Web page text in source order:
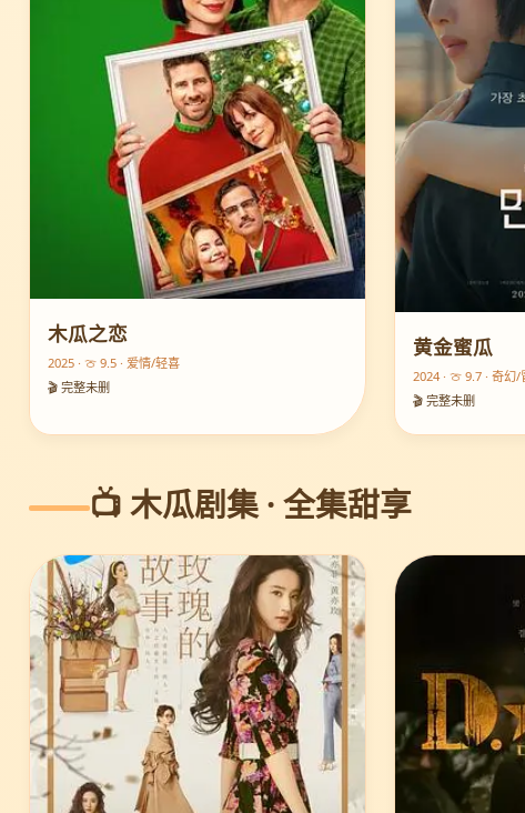
木瓜之恋
2025 · 🍈 9.5 · 爱情/轻喜
🎬 完整未删
黄金蜜瓜
2024 · 🍈 9.7 · 奇幻/
🎬 完整未删
📺 木瓜剧集 · 全集甜享